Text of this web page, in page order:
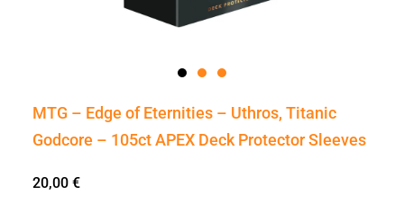
MTG – Edge of Eternities – Uthros, Titanic
Godcore – 105ct APEX Deck Protector Sleeves
20,00 €